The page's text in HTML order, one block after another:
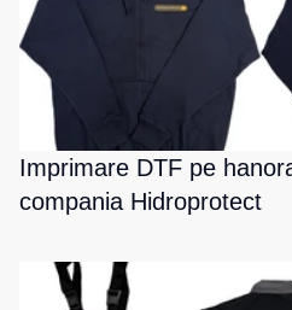
Imprimare DTF pe
compania Hidroprotect